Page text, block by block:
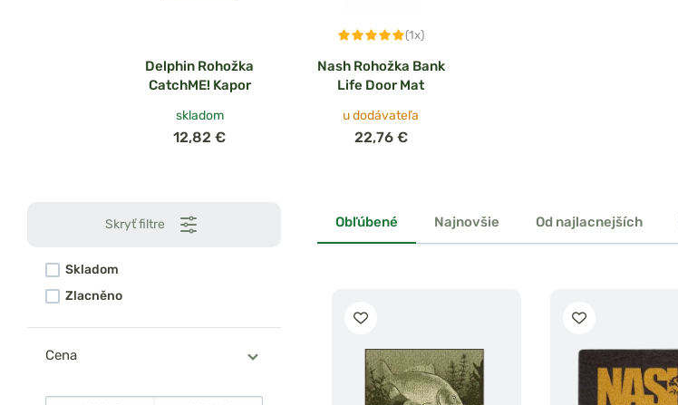
Delphin Rohožka
CatchME! Kapor
skladom
12,82 €
(1x)
Nash Rohožka Bank
Life Door Mat
u dodávateľa
22,76 €
Skryť filtre
Skladom
Zlacněno
Cena
Obľúbené Najnovšie Od najlacnejších